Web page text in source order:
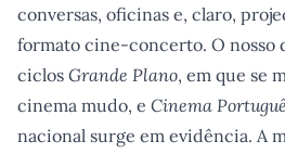
conversas, oficinas e, claro,
formato cine-concerto. O nosso
ciclos Grande Plano, em que se
cinema mudo, e Cinema
nacional surge em evidência. A